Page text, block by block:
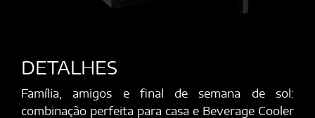
DETALHES
Família, amigos e final de semana de sol:
combinação perfeita para casa e Beverage Cooler